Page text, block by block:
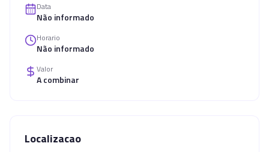
Data
Não informado
Horario
Não informado
Valor
A combinar
Localizacao